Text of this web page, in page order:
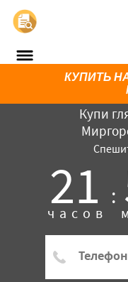
Купи
21 :
часов
КУПИТЬ